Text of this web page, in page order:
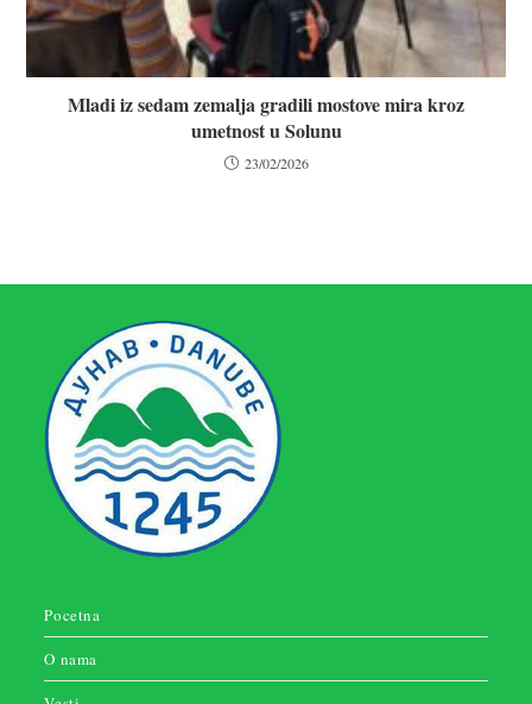
Mladi iz sedam zemalja gradili mostove mira kroz
umetnost u Solunu
23/02/2026
Pocetna
O nama